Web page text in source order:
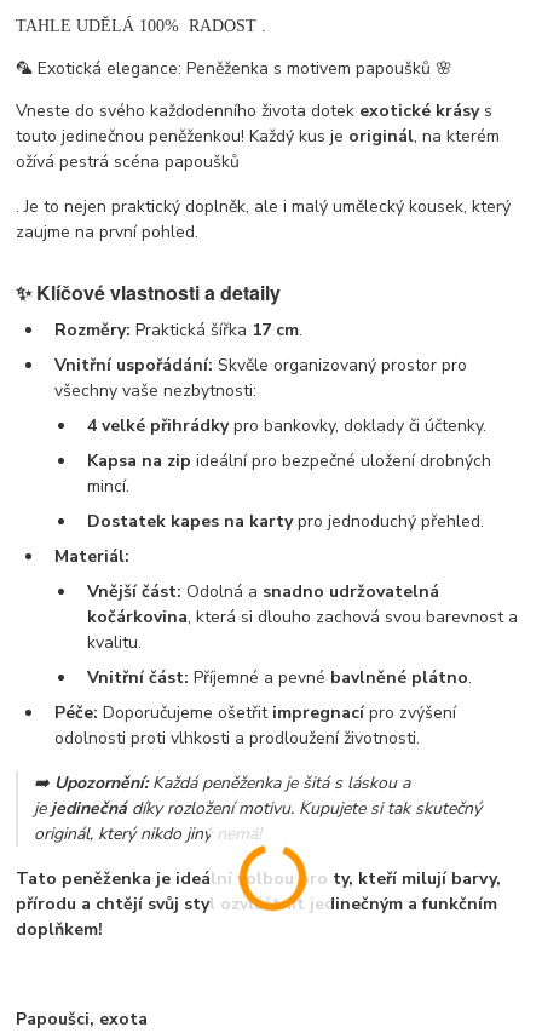
TAHLE UDĚLÁ 100% RADOST .
🦜 Exotická elegance: Peněženka s motivem papoušků 🌸
Vneste do svého každodenního života dotek exotické krásys
touto jedinečnou peněženkou! Každý kus je originál, na kterém
ožívá pestrá scéna papoušků
. Je to nejen praktický doplněk, ale i malý umělecký kousek, který
zaujme na první pohled.
✨Klíčové vlastnosti a detaily
Rozměry: Praktická šířka 17 cm.
Vnitřní uspořádání: Skvěle organizovaný prostor pro
všechny vaše nezbytnosti:
4 velké přihrádkypro bankovky, doklady či účtenky.
Kapsa na zip ideální pro bezpečné uložení drobných
mincí.
Dostatek kapes na kartypro jednoduchý přehled.
Materiál:
Vnější část: Odolná a snadno udržovatelná
kočárkovina, která si dlouho zachová svou barevnost a
kvalitu.
Vnitřní část: Příjemné a pevné bavlněné plátno.
Péče: Doporučujeme ošetřit impregnacípro zvýšení
odolnosti proti vlhkosti a prodloužení životnosti.
➡️ Upozornění:Každá peněženka je šitá s láskou a
jejedinečnádíky rozložení motivu. Kupujete si tak skutečný
originál, který nikdo jiný nemá!
Tato peněženka je ideální volbou pro ty, kteří milují barvy,
přírodu a chtějí svůj styl ozvláštnit jedinečným a funkčním
doplňkem!
Papoušci, exota